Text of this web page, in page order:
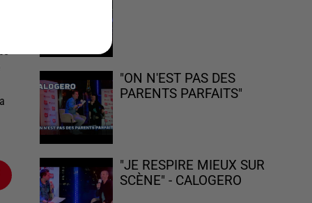
"ON N'EST PAS DES
PARENTS PARFAITS"
"JE RESPIRE MIEUX SUR
SCÈNE" - CALOGERO